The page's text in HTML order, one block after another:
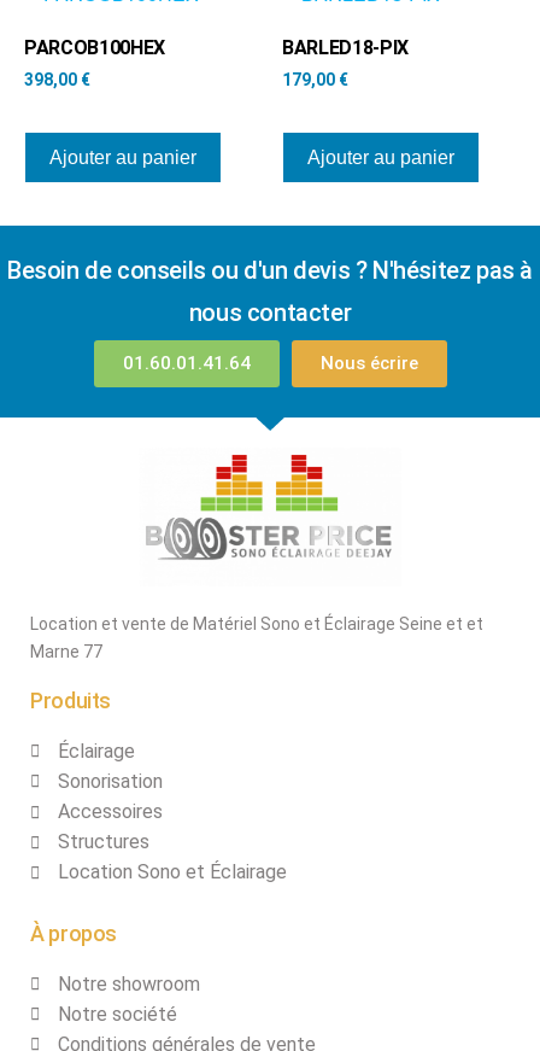
PARCOB100HEX
398,00 €
Ajouter au panier
BARLED18-PIX
179,00 €
Ajouter au panier
Besoin de conseils ou d'un devis ? N'hésitez pas à
nous contacter
01.60.01.41.64 Nous écrire
Location et vente de Matériel Sono et Éclairage Seine et et
Marne 77
Produits
Éclairage
Sonorisation
Accessoires
Structures
Location Sono et Éclairage
À propos
Notre showroom
Notre société
Conditions générales de vente